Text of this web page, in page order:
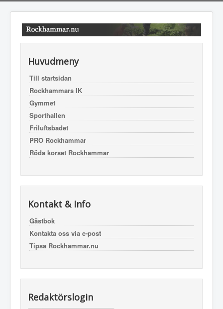
Huvudmeny
Till startsidan
Rockhammars IK
Gymmet
Sporthallen
Friluftsbadet
PRO Rockhammar
Röda korset Rockhammar
Kontakt & Info
Gästbok
Kontakta oss via e-post
Tipsa Rockhammar.nu
Redaktörslogin